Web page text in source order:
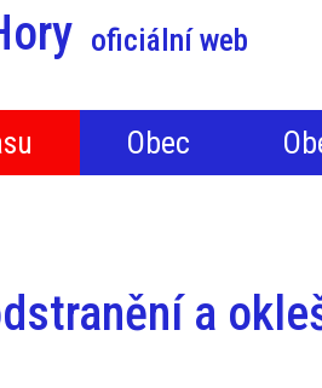
oficiální web
Obec
a